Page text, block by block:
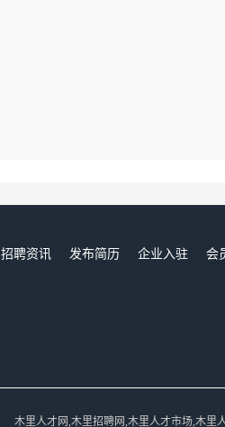
招聘资讯 发布简历 企业入驻 会
木里人才网,木里招聘网,木里人才市场,木里